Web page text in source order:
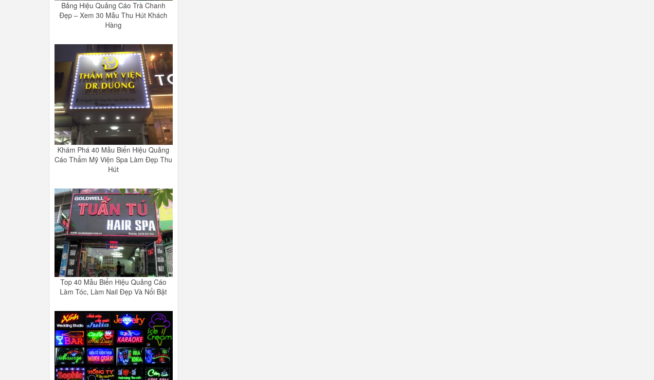
Bảng Hiệu Quảng Cáo Trà Chanh
Đẹp – Xem 30 Mẫu Thu Hút Khách
Hàng
Khám Phá 40 Mẫu Biển Hiệu Quảng
Cáo Thẩm Mỹ Viện Spa Làm Đẹp Thu
Hút
Top 40 Mẫu Biển Hiệu Quảng Cáo
Làm Tóc, Làm Nail Đẹp Và Nổi Bật